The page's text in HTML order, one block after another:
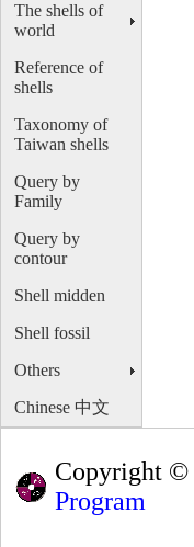
The shells of
world
Reference of
shells
Taxonomy of
Taiwan shells
Query by
Family
Query by
contour
Shell midden
Shell fossil
Others
Chinese 中文
Copyright ©
Program